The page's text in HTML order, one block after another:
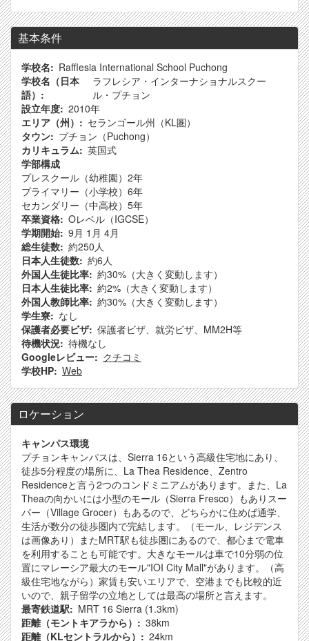
基本条件
学校名
Rafflesia International School Puchong
学校名（日本
語）
ラフレシア・インターナショナルスクー
ル・プチョン
設立年度 2010年
エリア（州）
セランゴール州（KL圏）
タウン
プチョン（Puchong）
カリキュラム 英国式
学部構成
プレスクール（幼稚園）2年
プライマリー（小学校）6年
セカンダリー（中高校）5年
卒業資格 Oレベル（IGCSE）
学期開始 9月 1月 4月
総生徒数 約250人
日本人生徒数 約6人
外国人生徒比率 約30%（大きく変動します）
日本人生徒比率 約2%（大きく変動します）
外国人教師比率 約30%（大きく変動します）
学生寮
なし
保護者必要ビザ 保護者ビザ、就労ビザ、MM2H等
待機状況 待機なし
Googleレビュー
クチコミ
学校HP Web
ロケーション
キャンパス環境
プチョンキャンパスは、Sierra 16という高級住宅地にあり、
徒歩5分程度の場所に、La Thea Residence、Zentro
Residenceと言う2つのコンドミニアムがあります。また、La
Theaの向かいには小型のモール（Sierra Fresco）もありスー
パー（Village Grocer）もあるので、どちらかに住めば通学、
生活が数分の徒歩圏内で完結します。（モール、レジデンス
は画像あり）またMRT駅も徒歩圏にあるので、都心まで電車
を利用することも可能です。大きなモールは車で10分弱の位
置にマレーシア最大のモール"IOI City Mall"があります。（高
級住宅地ながら）家賃も安いエリアで、空港までも比較的近
いので、親子留学の立地としては最高の場所と言えます。
最寄鉄道駅
MRT 16 Sierra (1.3km)
距離（モントキアラから）
38km
距離（KLセントラルから）
24km